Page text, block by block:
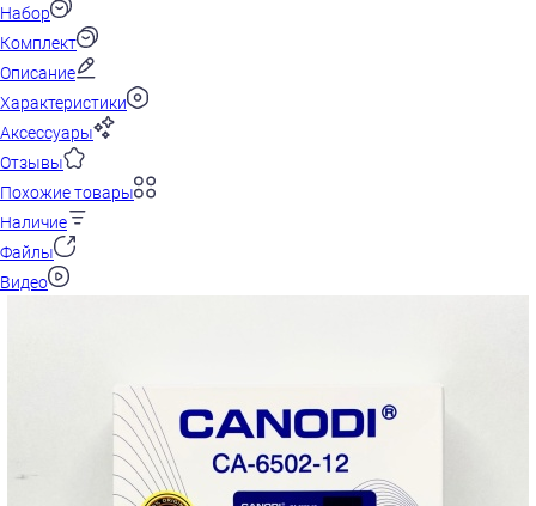
Набор
Комплект
Описание
Характеристики
Аксессуары
Отзывы
Похожие товары
Наличие
Файлы
Видео